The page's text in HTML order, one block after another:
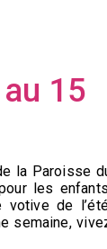
15
la Paroisse
les
votive de
semaine,